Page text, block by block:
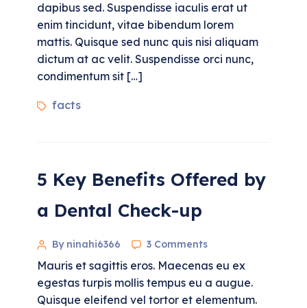
dapibus sed. Suspendisse iaculis erat ut
enim tincidunt, vitae bibendum lorem
mattis. Quisque sed nunc quis nisi aliquam
dictum at ac velit. Suspendisse orci nunc,
condimentum sit […]
facts
5 Key Benefits Offered by
a Dental Check-up
By ninahi6366 3 Comments
Mauris et sagittis eros. Maecenas eu ex
egestas turpis mollis tempus eu a augue.
Quisque eleifend vel tortor et elementum.